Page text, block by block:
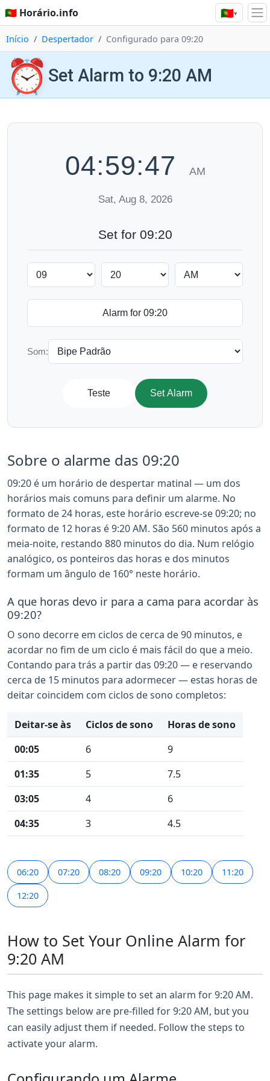
🇵🇹 Horário.info 🇵🇹▾
Início Despertador Configurado para 09:20
⏰ Set Alarm to 9:20 AM
04:59:47 AM
Sat, Aug 8, 2026
Set for 09:20
Som:
Teste Set Alarm
Sobre o alarme das 09:20
09:20 é um horário de despertar matinal — um dos
horários mais comuns para definir um alarme. No
formato de 24 horas, este horário escreve-se 09:20; no
formato de 12 horas é 9:20 AM. São 560 minutos após a
meia-noite, restando 880 minutos do dia. Num relógio
analógico, os ponteiros das horas e dos minutos
formam um ângulo de 160° neste horário.
A que horas devo ir para a cama para acordar às
09:20?
O sono decorre em ciclos de cerca de 90 minutos, e
acordar no fim de um ciclo é mais fácil do que a meio.
Contando para trás a partir das 09:20 — e reservando
cerca de 15 minutos para adormecer — estas horas de
deitar coincidem com ciclos de sono completos:
Deitar-se às Ciclos de sono
Horas de sono
00:05
6
9
01:35
5
7.5
03:05
4
6
04:35
3 4.5
06:20 07:20 08:20 09:20 10:20 11:20
12:20
How to Set Your Online Alarm for
9:20 AM
This page makes it simple to set an alarm for 9:20 AM.
The settings below are pre-filled for 9:20 AM, but you
can easily adjust them if needed. Follow the steps to
activate your alarm.